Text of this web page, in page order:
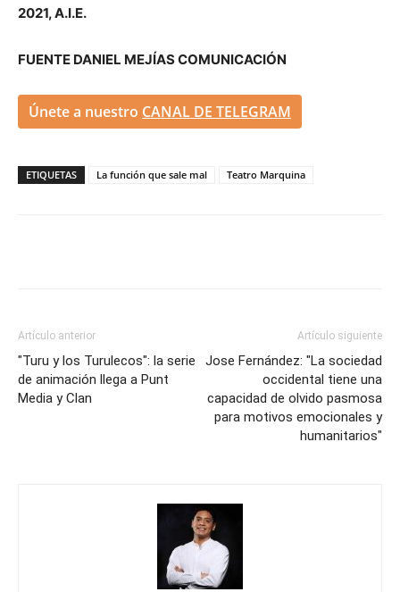
2021, A.I.E.
FUENTE DANIEL MEJÍAS COMUNICACIÓN
Únete a nuestro CANAL DE TELEGRAM
ETIQUETAS La función que sale mal Teatro Marquina
Artículo anterior
"Turu y los Turulecos": la serie
de animación llega a Punt
Media y Clan
Artículo siguiente
Jose Fernández: "La sociedad
occidental tiene una
capacidad de olvido pasmosa
para motivos emocionales y
humanitarios"